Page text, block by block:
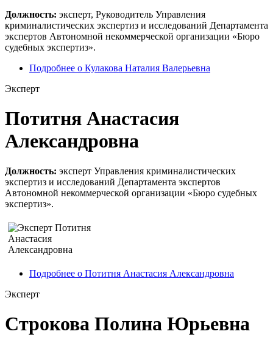
Должность: эксперт, Руководитель Управления
криминалистических экспертиз и исследований Департамента
экспертов Автономной некоммерческой организации «Бюро
судебных экспертиз».
Подробнее о Кулакова Наталия Валерьевна
Эксперт
Потитня Анастасия
Александровна
Должность: эксперт Управления криминалистических
экспертиз и исследований Департамента экспертов
Автономной некоммерческой организации «Бюро судебных
экспертиз».
Подробнее о Потитня Анастасия Александровна
Эксперт
Строкова Полина Юрьевна